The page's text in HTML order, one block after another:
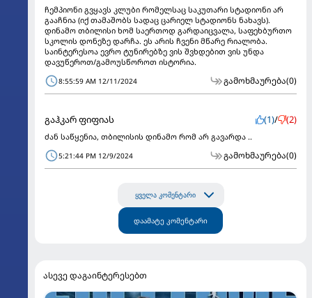
ჩემპიონი გვყავს კლუბი რომელსაც საკუთარი სტადიონი არ
გააჩნია (იქ თამაშობს სადაც ცარიელ სტადიონს ნახავს).
დინამო თბილისი ხომ საერთოდ გარდაიცვალა, საფეხბურთო
სკოლის დონეზე დარჩა. ეს არის ჩვენი მწარე რიალობა.
საინტერესოა ევრო ტუნირებზე ვის შვხდებით ვის უნდა
დავუწეროთ/გამოუსწოროთ ისტორია.
8:55:59 AM 12/11/2024 გამოხმაურება(0)
გაჰკარ ფიფიას (1)/ (2)
ძან საწყენია, თბილისის დინამო რომ არ გავარდა ..
5:21:44 PM 12/9/2024 გამოხმაურება(0)
ყველა კომენტარი
დაამატე კომენტარი
ასევე დაგაინტერესებთ